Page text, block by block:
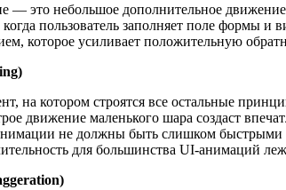
— это небольшое дополнительное
пользователь заполняет поле формы и
которое усиливает положительную
на котором строятся все остальные
движение маленького шара создаст
не должны быть слишком быстрыми
для большинства UI-анимаций